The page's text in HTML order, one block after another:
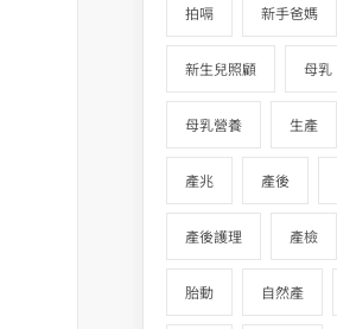
拍嗝 新手爸媽
新生兒照顧 母乳
母乳營養 生產
產兆 產後
產後護理 產檢
胎動 自然產